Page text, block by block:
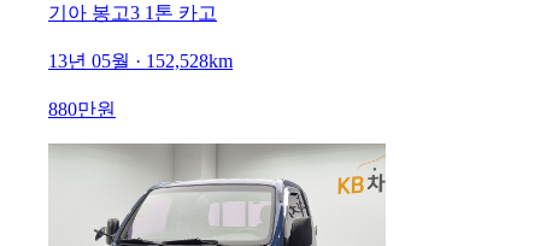
기아 봉고3 1톤 카고
13년 05월 · 152,528km
880만원